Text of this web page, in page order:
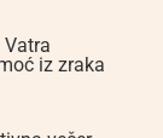
iz zraka